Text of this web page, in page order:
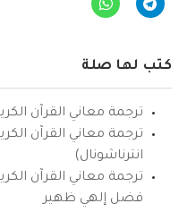
كتب لها صلة
ترجمة معاني القرآن
ترجمة معاني القرآن
انترناشونال)
ترجمة معاني القرآن
فضل إلهي ظهير